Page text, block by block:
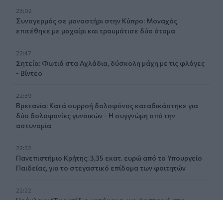
23:02
Συναγερμός σε μοναστήρι στην Κύπρο: Μοναχός
επιτέθηκε με μαχαίρι και τραυμάτισε δύο άτομα
22:47
Σητεία: Φωτιά στα Αχλάδια, δύσκολη μάχη με τις φλόγες
- Βίντεο
22:39
Βρετανία: Κατά συρροή δολοφόνος καταδικάστηκε για
δύο δολοφονίες γυναικών - Η συγγνώμη από την
αστυνομία
22:32
Πανεπιστήμιο Κρήτης: 3,35 εκατ. ευρώ από το Υπουργείο
Παιδείας, για το στεγαστικό επίδομα των φοιτητών
22:22